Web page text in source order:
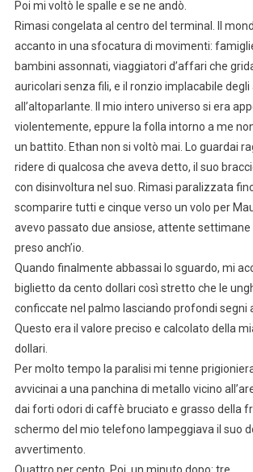
Poi mi voltò le spalle e se ne andò.
Rimasi congelata al centro del terminal. Il
accanto in una sfocatura di movimenti:
bambini assonnati, viaggiatori d’affari che
auricolari senza fili, e il ronzio implacabile degli
all’altoparlante. Il mio intero universo si era
violentemente, eppure la folla intorno a me
un battito. Ethan non si voltò mai. Lo guardai
ridere di qualcosa che aveva detto, il suo
con disinvoltura nel suo. Rimasi paralizzata
scomparire tutti e cinque verso un volo per
avevo passato due ansiose, attente settimane
preso anch’io.
Quando finalmente abbassai lo sguardo, mi
biglietto da cento dollari così stretto che le
conficcate nel palmo lasciando profondi segni
Questo era il valore preciso e calcolato della
dollari.
Per molto tempo la paralisi mi tenne
avvicinai a una panchina di metallo vicino
dai forti odori di caffè bruciato e grasso della
schermo del mio telefono lampeggiava il suo
avvertimento.
Quattro per cento. Poi, un minuto dopo: tre.